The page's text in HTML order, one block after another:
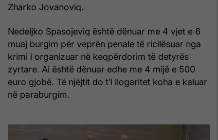
Zharko Jovanoviq.
Nedeljko Spasojeviq është dënuar me 4 vjet e 6
muaj burgim për veprën penale të ricilësuar nga
krimi i organizuar në keqpërdorim të detyrës
zyrtare. Ai është dënuar edhe me 4 mijë e 500
euro gjobë. Të njëjtit do t’i llogaritet koha e kaluar
në paraburgim.